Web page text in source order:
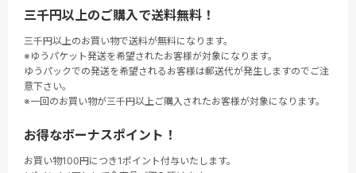
三千円以上のご購入で送料無料！
三千円以上のお買い物で送料が無料になります。
※ゆうパケット発送を希望されたお客様が対象になります。
ゆうパックでの発送を希望されるお客様は郵送代が発生しますのでご注
意下さい。
※一回のお買い物が三千円以上ご購入されたお客様が対象になります。
お得なボーナスポイント！
お買い物100円につき1ポイント付与いたします。